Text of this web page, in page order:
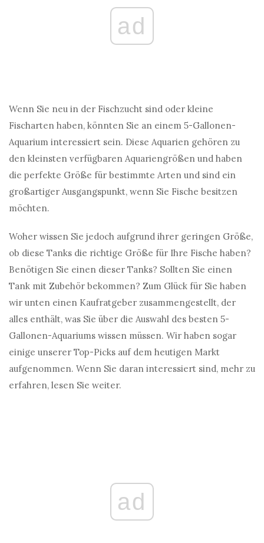
ad
Wenn Sie neu in der Fischzucht sind oder kleine
Fischarten haben, könnten Sie an einem 5-Gallonen-
Aquarium interessiert sein. Diese Aquarien gehören zu
den kleinsten verfügbaren Aquariengrößen und haben
die perfekte Größe für bestimmte Arten und sind ein
großartiger Ausgangspunkt, wenn Sie Fische besitzen
möchten.
Woher wissen Sie jedoch aufgrund ihrer geringen Größe,
ob diese Tanks die richtige Größe für Ihre Fische haben?
Benötigen Sie einen dieser Tanks? Sollten Sie einen
Tank mit Zubehör bekommen? Zum Glück für Sie haben
wir unten einen Kaufratgeber zusammengestellt, der
alles enthält, was Sie über die Auswahl des besten 5-
Gallonen-Aquariums wissen müssen. Wir haben sogar
einige unserer Top-Picks auf dem heutigen Markt
aufgenommen. Wenn Sie daran interessiert sind, mehr zu
erfahren, lesen Sie weiter.
ad